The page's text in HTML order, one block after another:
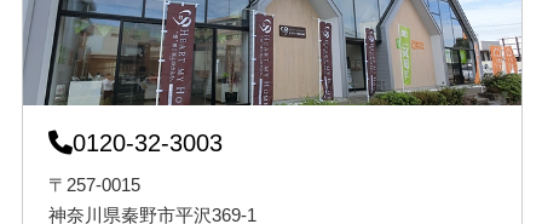
0120-32-3003
〒257-0015
神奈川県秦野市平沢369-1